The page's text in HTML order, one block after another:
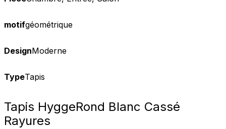
motifgéométrique
DesignModerne
TypeTapis
Tapis HyggeRond Blanc Cassé
Rayures